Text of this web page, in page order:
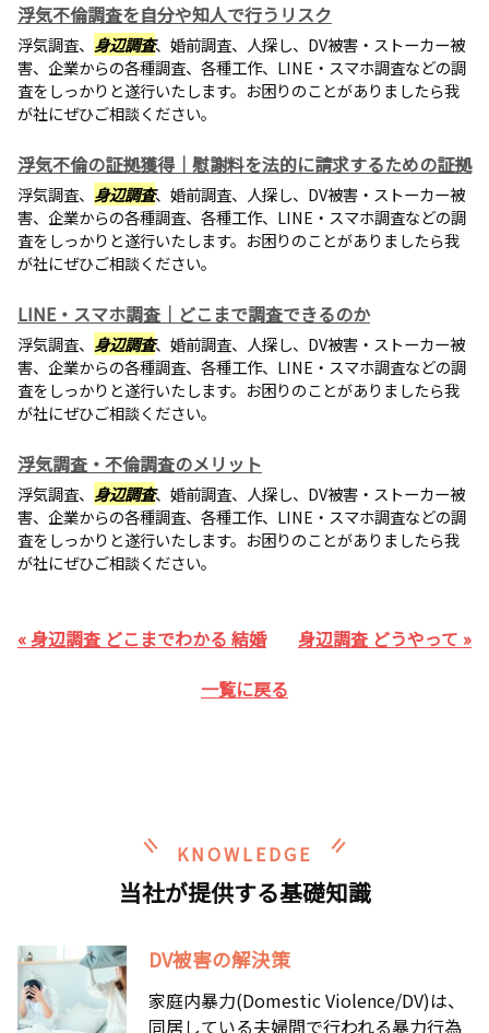
浮気不倫調査を自分や知人で行うリスク
浮気調査、 身辺調査、婚前調査、人探し、DV被害・ストーカー被
害、企業からの各種調査、各種工作、LINE・スマホ調査などの調
査をしっかりと遂行いたします。お困りのことがありましたら我
が社にぜひご相談ください。
浮気不倫の証拠獲得｜慰謝料を法的に請求するための証拠
浮気調査、 身辺調査、婚前調査、人探し、DV被害・ストーカー被
害、企業からの各種調査、各種工作、LINE・スマホ調査などの調
査をしっかりと遂行いたします。お困りのことがありましたら我
が社にぜひご相談ください。
LINE・スマホ調査｜どこまで調査できるのか
浮気調査、 身辺調査、婚前調査、人探し、DV被害・ストーカー被
害、企業からの各種調査、各種工作、LINE・スマホ調査などの調
査をしっかりと遂行いたします。お困りのことがありましたら我
が社にぜひご相談ください。
浮気調査・不倫調査のメリット
浮気調査、 身辺調査、婚前調査、人探し、DV被害・ストーカー被
害、企業からの各種調査、各種工作、LINE・スマホ調査などの調
査をしっかりと遂行いたします。お困りのことがありましたら我
が社にぜひご相談ください。
« 身辺調査 どこまでわかる 結婚
身辺調査 どうやって »
一覧に戻る
KNOWLEDGE
当社が提供する基礎知識
DV被害の解決策
家庭内暴力(Domestic Violence/DV)は、
同居している夫婦間で行われる暴力行為